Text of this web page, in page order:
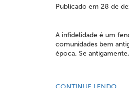
Publicado em28 de
A infidelidade é um
comunidades bem
época. Se